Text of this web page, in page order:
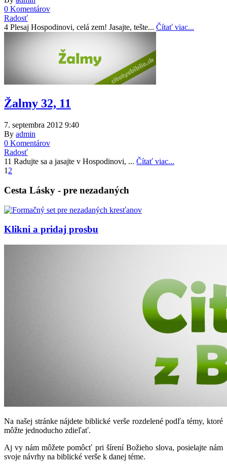
0 Komentárov
Radosť
4 Plesaj Hospodinovi, celá zem! Jasajte, tešte... Čítať viac...
Žalmy 32, 11
7. septembra 2012 9:40
By admin
0 Komentárov
Radosť
11 Radujte sa a jasajte v Hospodinovi, ... Čítať viac...
1 2
Cesta Lásky - pre nezadaných
Klikni a pridaj prosbu
Na našej stránke nájdete biblické verše rozdelené podľa témy, ktoré
môžte jednoducho zdieľať.
Aj vy nám môžete pomôcť pri šírení Božieho slova, posielajte nám
svoje návrhy na biblické verše k danej téme.